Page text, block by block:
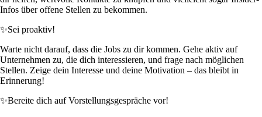
Infos über offene Stellen zu bekommen.
✨Sei proaktiv!
Warte nicht darauf, dass die Jobs zu dir kommen. Gehe aktiv auf
Unternehmen zu, die dich interessieren, und frage nach möglichen
Stellen. Zeige dein Interesse und deine Motivation – das bleibt in
Erinnerung!
✨Bereite dich auf Vorstellungsgespräche vor!